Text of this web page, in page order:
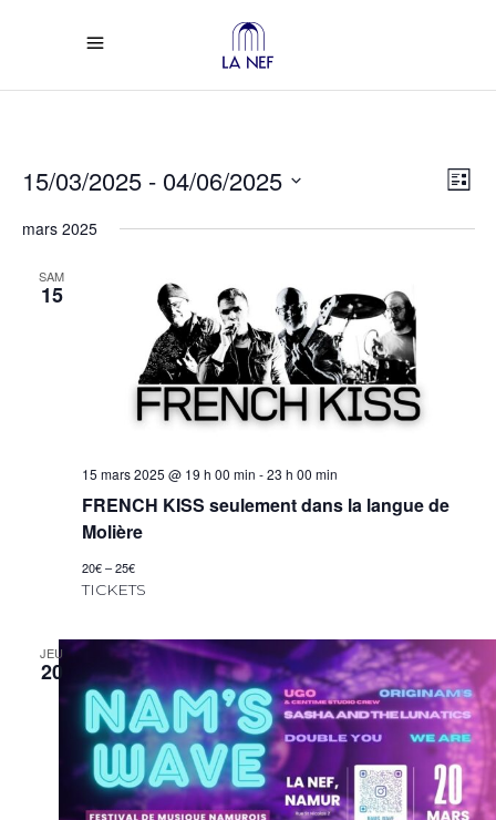
List
15/03/2025 - 04/06/2025
date.
mars 2025
SAM
15
15 mars 2025 @ 19 h 00 min -23 h 00 min
FRENCH KISS seulement dans la langue de
Molière
20€ – 25€
TICKETS
JEU
20